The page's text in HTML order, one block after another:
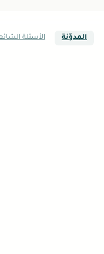
المدوّنة الأسئلة